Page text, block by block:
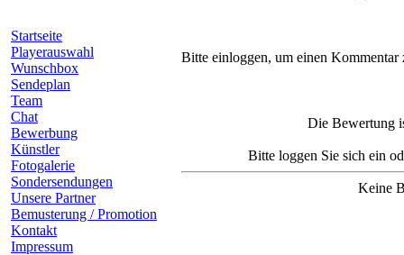
Startseite
Playerauswahl
Wunschbox
Sendeplan
Team
Chat
Bewerbung
Künstler
Fotogalerie
Sondersendungen
Unsere Partner
Bemusterung / Promotion
Kontakt
Impressum
Bitte einloggen, um einen Kommentar
Die Bewertung
Bitte loggen Sie sich ein
Keine